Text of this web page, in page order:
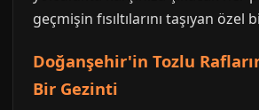
geçmişin fısıltılarını taşıyan özel
Doğanşehir'in Tozlu
Bir Gezinti